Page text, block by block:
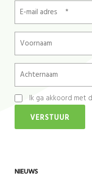
E-
mail
adres
Voornaam
Achternaam
Ik ga akkoord met
*
VERSTUUR
NIEUWS